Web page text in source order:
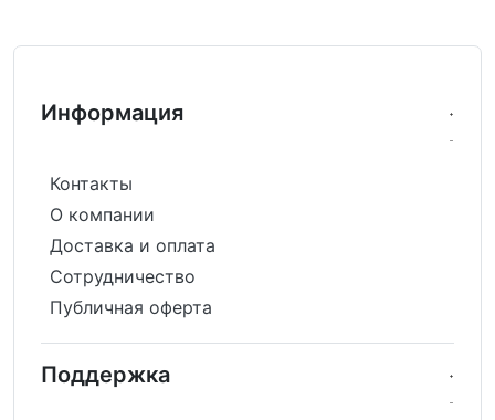
Информация
Контакты
О компании
Доставка и оплата
Сотрудничество
Публичная оферта
Поддержка